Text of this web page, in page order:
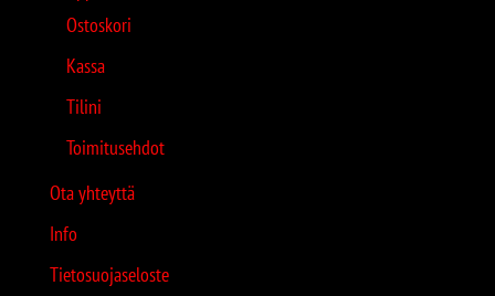
Ostoskori
Kassa
Tilini
Toimitusehdot
Ota yhteyttä
Info
Tietosuojaseloste